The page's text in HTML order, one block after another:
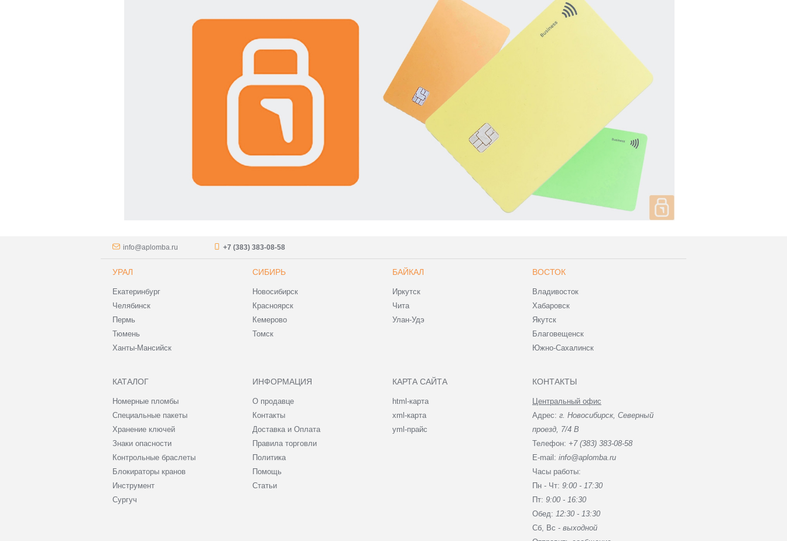
info@aplomba.ru +7 (383) 383-08-58
УРАЛ
Екатеринбург
Челябинск
Пермь
Тюмень
Ханты-Мансийск
СИБИРЬ
Новосибирск
Красноярск
Кемерово
Томск
БАЙКАЛ
Иркутск
Чита
Улан-Удэ
ВОСТОК
Владивосток
Хабаровск
Якутск
Благовещенск
Южно-Сахалинск
КАТАЛОГ
Номерные пломбы
Специальные пакеты
Хранение ключей
Знаки опасности
Контрольные браслеты
Блокираторы кранов
Инструмент
Сургуч
ИНФОРМАЦИЯ
О продавце
Контакты
Доставка и Оплата
Правила торговли
Политика
Помощь
Статьи
КАРТА САЙТА
html-карта
xml-карта
yml-прайс
КОНТАКТЫ
Центральный офис
Адрес: г. Новосибирск, Северный
проезд, 7/4 В
Телефон: +7 (383) 383-08-58
E-mail: info@aplomba.ru
Часы работы:
Пн - Чт: 9:00 - 17:30
Пт: 9:00 - 16:30
Обед: 12:30 - 13:30
Сб, Вc - выходной